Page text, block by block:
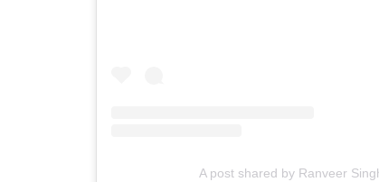
A post shared by Ranveer